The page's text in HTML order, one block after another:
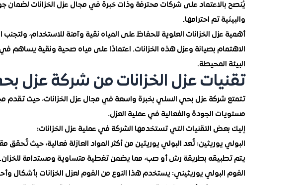
يُنصح بالاعتماد على شركات محترفة وذات خبرة في مجال عزل الخزانات لضمان
والبيئية تم احترامها.
أهمية عزل الخزانات العلوية للحفاظ على المياه نقية وآمنة للاستخدام،
الاهتمام بصيانة وعزل هذه الخزانات. اعتمادًا على مياه صحية ونقية يساهم
البيئة المحيطة.
تقنيات عزل الخزانات من شركة عزل
تتمتع شركة عزل بحي السلي بخبرة واسعة في مجال عزل الخزانات، حيث تقدم
مستويات الجودة والفعالية في عملية العزل.
إليك بعض التقنيات التي تستخدمها الشركة في عملية عزل الخزانات:
البولي يوريثين: تُعد البولي يوريثين من أكثر المواد العازلة فعالية، حيث تُحقق
يتم تطبيقه بطريقة رش أو صب، مما يضمن تغطية متساوية ومستدامة للخزان.
الفوم البولي يوريثيني: يستخدم هذا النوع من الفوم لعزل الخزانات بأشكال